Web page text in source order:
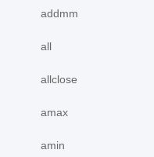
addmm
all
allclose
amax
amin